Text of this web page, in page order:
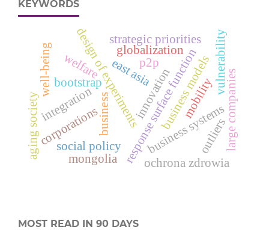
KEYWORDS
design of experimentsresponse surface function
bootstrap
ochrona zdrowia
integrationbusiness
globalization
corporations business systems
innovationbusiness models
strategic priorities
large companies
aging society
east asia
social policy
welfare
well-being
mongolia
vulnerability
p2p
mobility
outliers
MOST READ IN 90 DAYS